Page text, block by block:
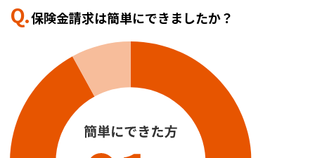
Q.保険金請求は簡単にできましたか？